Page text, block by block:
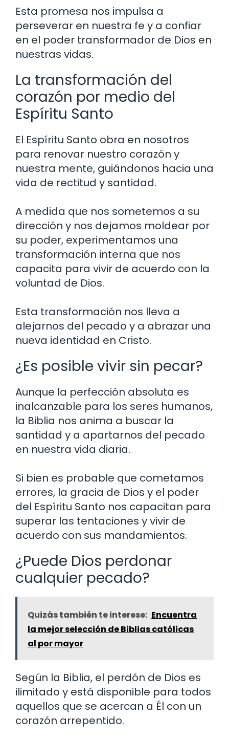
Esta promesa nos impulsa a
perseverar en nuestra fe y a confiar
en el poder transformador de Dios en
nuestras vidas.
La transformación del
corazón por medio del
Espíritu Santo
El Espíritu Santo obra en nosotros
para renovar nuestro corazón y
nuestra mente, guiándonos hacia una
vida de rectitud y santidad.
A medida que nos sometemos a su
dirección y nos dejamos moldear por
su poder, experimentamos una
transformación interna que nos
capacita para vivir de acuerdo con la
voluntad de Dios.
Esta transformación nos lleva a
alejarnos del pecado y a abrazar una
nueva identidad en Cristo.
¿Es posible vivir sin pecar?
Aunque la perfección absoluta es
inalcanzable para los seres humanos,
la Biblia nos anima a buscar la
santidad y a apartarnos del pecado
en nuestra vida diaria.
Si bien es probable que cometamos
errores, la gracia de Dios y el poder
del Espíritu Santo nos capacitan para
superar las tentaciones y vivir de
acuerdo con sus mandamientos.
¿Puede Dios perdonar
cualquier pecado?
Quizás también te interese: Encuentra
la mejor selección de Biblias católicas
al por mayor
Según la Biblia, el perdón de Dios es
ilimitado y está disponible para todos
aquellos que se acercan a Él con un
corazón arrepentido.